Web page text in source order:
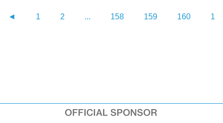
◄ 1 2 ... 158 159 160